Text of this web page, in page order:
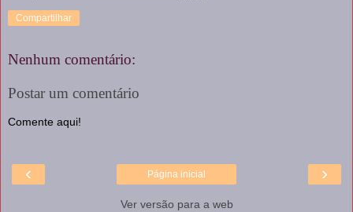
Compartilhar
Nenhum comentário:
Postar um comentário
Comente aqui!
‹ ›
Página inicial
Ver versão para a web